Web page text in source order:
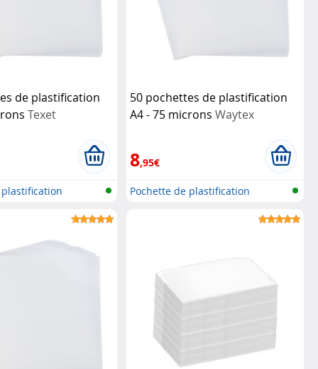
de plastification
Texet
50 pochettes de plastification
A4 - 75 microns Waytex
8,95€
Pochette de plastification